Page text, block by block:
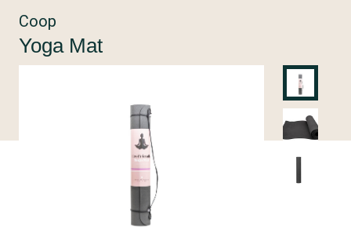
Coop
Yoga Mat